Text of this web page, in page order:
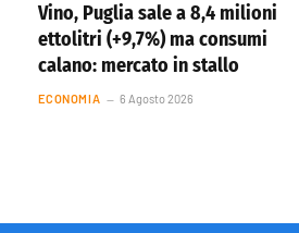
Vino, Puglia sale a 8,4 milioni
ettolitri (+9,7%) ma consumi
calano: mercato in stallo
ECONOMIA 6 Agosto 2026